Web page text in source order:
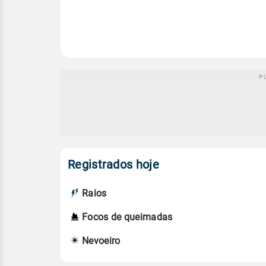
Registrados hoje
Raios
Focos de queimadas
Nevoeiro